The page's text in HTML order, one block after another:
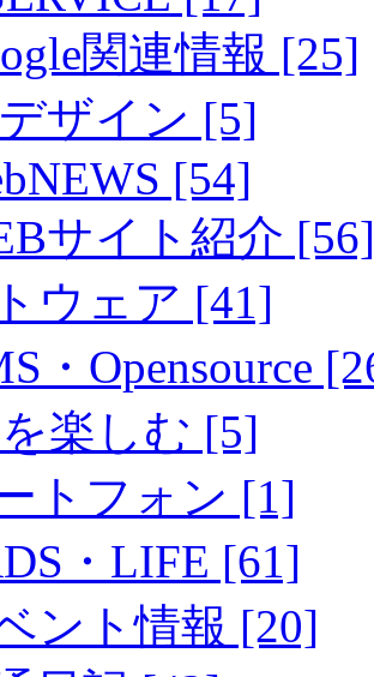
関連情報 [25]
ザイン [5]
[54]
サイト紹介 [56]
ウェア [41]
・Opensource
楽しむ [5]
トフォン [1]
・LIFE [61]
ント情報 [20]